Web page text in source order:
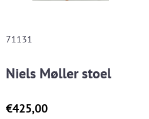
71131
Niels Møller stoel
€425,00